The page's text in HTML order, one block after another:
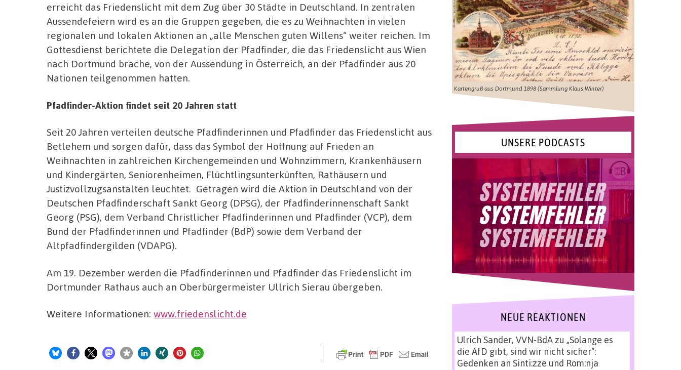
erreicht das Friedenslicht mit dem Zug über 30 Städte in Deutschland. In zentralen
Aussendefeiern wird es an die Gruppen gegeben, die es zu Weihnachten in vielen
regionalen und lokalen Aktionen an „alle Menschen guten Willens“ weiter reichen. Im
Gottesdienst berichtete die Delegation der Pfadfinder, die das Friedenslicht aus Wien
nach Dortmund brache, von der Aussendung in Österreich, an der Pfadfinder aus 20
Nationen teilgenommen hatten.
Pfadfinder-Aktion findet seit 20 Jahren statt
Seit 20 Jahren verteilen deutsche Pfadfinderinnen und Pfadfinder das Friedenslicht aus
Betlehem und sorgen dafür, dass das Symbol der Hoffnung auf Frieden an
Weihnachten in zahlreichen Kirchengemeinden und Wohnzimmern, Krankenhäusern
und Kindergärten, Seniorenheimen, Flüchtlingsunterkünften, Rathäusern und
Justizvollzugsanstalten leuchtet. Getragen wird die Aktion in Deutschland von der
Deutschen Pfadfinderschaft Sankt Georg (DPSG), der Pfadfinderinnenschaft Sankt
Georg (PSG), dem Verband Christlicher Pfadfinderinnen und Pfadfinder (VCP), dem
Bund der Pfadfinderinnen und Pfadfinder (BdP) sowie dem Verband der
Altpfadfindergilden (VDAPG).
Am 19. Dezember werden die Pfadfinderinnen und Pfadfinder das Friedenslicht im
Dortmunder Rathaus auch an Oberbürgermeister Ullrich Sierau übergeben.
Weitere Informationen: www.friedenslicht.de
Kartengruß aus Dortmund 1898 (Sammlung Klaus Winter)
UNSERE PODCASTS
NEUE REAKTIONEN
Ulrich Sander, VVN-BdAzu „Solange es
die AfD gibt, sind wir nicht sicher“:
Gedenken an Sinti:zze und Rom:nja